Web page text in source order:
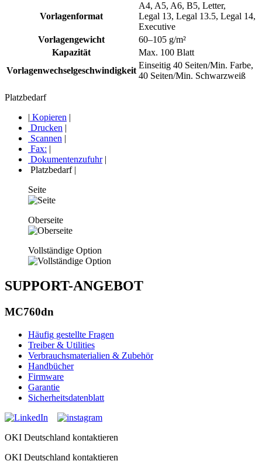
Vorlagenformat
A4, A5, A6, B5, Letter,
Legal 13, Legal 13.5, Legal 14,
Executive
Vorlagengewicht
60–105 g/m²
Kapazität
Max. 100 Blatt
Vorlagenwechselgeschwindigkeit
Einseitig 40 Seiten/Min. Farbe,
40 Seiten/Min. Schwarzweiß
Platzbedarf
| Kopieren |
Drucken |
Scannen |
Fax: |
Dokumentenzufuhr|
Platzbedarf|
Seite
Oberseite
Vollständige Option
SUPPORT-ANGEBOT
MC760dn
Häufig gestellte Fragen
Treiber & Utilities
Verbrauchsmaterialien & Zubehör
Handbücher
Firmware
Garantie
Sicherheitsdatenblatt
OKI Deutschland kontaktieren
OKI Deutschland kontaktieren